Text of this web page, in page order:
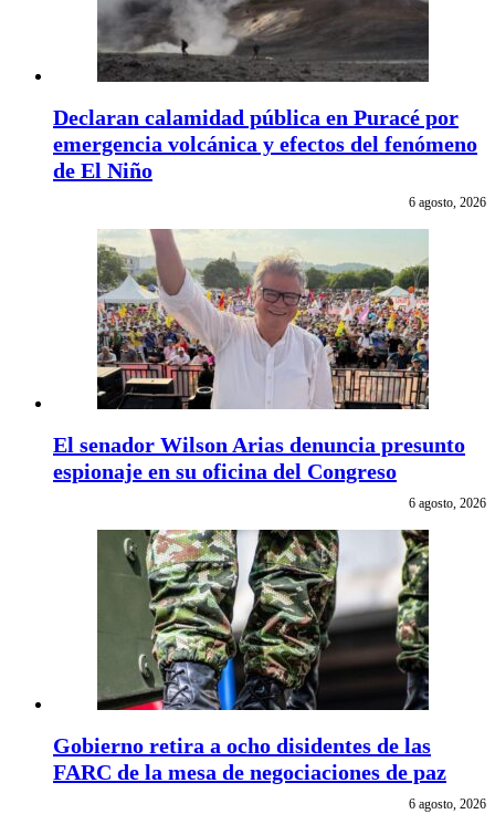
Declaran calamidad pública en Puracé por
emergencia volcánica y efectos del fenómeno
de El Niño
6 agosto, 2026
El senador Wilson Arias denuncia presunto
espionaje en su oficina del Congreso
6 agosto, 2026
Gobierno retira a ocho disidentes de las
FARC de la mesa de negociaciones de paz
6 agosto, 2026